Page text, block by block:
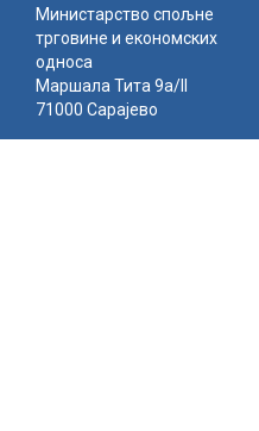
Министарство спољне
трговине и економских
односа
Маршала Тита 9а/II
71000 Сарајево